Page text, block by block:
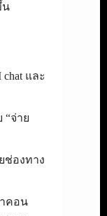
น
และ
“จ่าย
ช่องทาง
คอน